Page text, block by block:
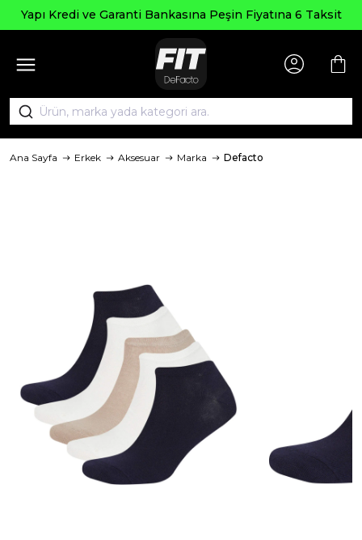
Yapı Kredi ve Garanti Bankasına Peşin Fiyatına 6 Taksit
Ana Sayfa Erkek Aksesuar Marka Defacto